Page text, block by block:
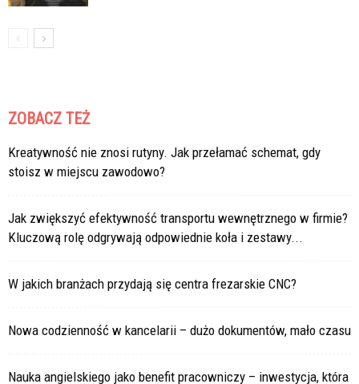
ZOBACZ TEŻ
Kreatywność nie znosi rutyny. Jak przełamać schemat, gdy
stoisz w miejscu zawodowo?
Jak zwiększyć efektywność transportu wewnętrznego w firmie?
Kluczową rolę odgrywają odpowiednie koła i zestawy...
W jakich branżach przydają się centra frezarskie CNC?
Nowa codzienność w kancelarii – dużo dokumentów, mało czasu
Nauka angielskiego jako benefit pracowniczy – inwestycja, która